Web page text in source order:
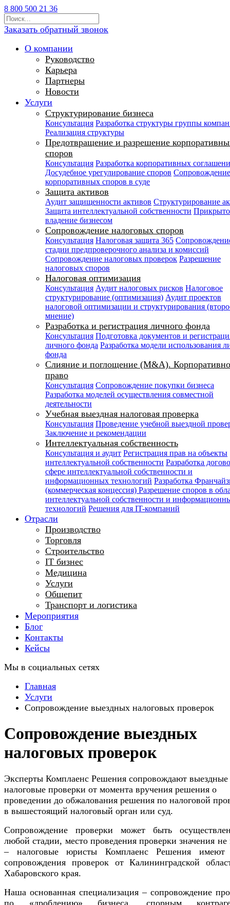
8 800 500 21 36
Заказать обратный звонок
О компании
Руководство
Карьера
Партнеры
Новости
Услуги
Структурирование бизнеса
Консультация Разработка структуры группы
Реализация структуры
Предотвращение и разрешение
споров
Консультация Разработка корпоративных
Досудебное урегулирование споров Сопровождение
корпоративных споров в суде
Защита активов
Аудит защищенности активов Структурирование
Защита интеллектуальной собственности
владение бизнесом
Сопровождение налоговых споров
Консультация Налоговая защита 365
стадии предпроверочного анализа и комиссий
Сопровождение налоговых проверок Разрешение
налоговых споров
Налоговая оптимизация
Консультация Аудит налоговых рисков Налоговое
структурирование (оптимизация) Аудит проектов
налоговой оптимизации и структурирования
мнение)
Разработка и регистрация личного фонда
Консультация Подготовка документов и
личного фонда Разработка модели использования
фонда
Слияние и поглощение (M&A).
право
Консультация Сопровождение покупки бизнеса
Разработка моделей осуществления совместной
деятельности
Учебная выездная налоговая проверка
Консультация Проведение учебной выездной
Заключение и рекомендации
Интеллектуальная собственность
Консультация и аудит Регистрация прав на объекты
интеллектуальной собственности Разработка
сфере интеллектуальной собственности и
информационных технологий Разработка
(коммерческая концессия) Разрешение споров в
интеллектуальной собственности и
технологий Решения для IT-компаний
Отрасли
Производство
Торговля
Строительство
IT бизнес
Медицина
Услуги
Общепит
Транспорт и логистика
Мероприятия
Блог
Контакты
Кейсы
Мы в социальных сетях
Главная
Услуги
Сопровождение выездных налоговых проверок
Сопровождение выездных
налоговых проверок
Эксперты Комплаенс Решения сопровождают выездные
налоговые проверки от момента вручения решения о
проведении до обжалования решения по налоговой
в вышестоящий налоговый орган или суд.
Сопровождение проверки может быть
любой стадии, место проведения проверки значения не
– налоговые юристы Комплаенс Решения имеют
сопровождения проверок от Калининградской
Хабаровского края.
Наша основанная специализация – сопровождение
по «дроблению» бизнеса, спорным